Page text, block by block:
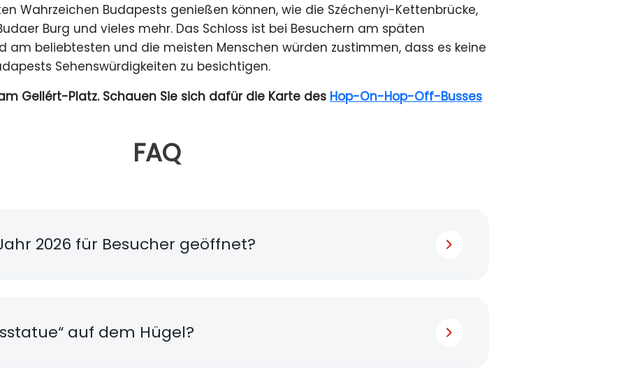
Wahrzeichen Budapests genießen können, wie die Széchenyi-Kettenbrücke,
Burg und vieles mehr. Das Schloss ist bei Besuchern am späten
beliebtesten und die meisten Menschen würden zustimmen, dass es keine
Sehenswürdigkeiten zu besichtigen.
Gellért-Platz. Schauen Sie sich dafür die Karte des Hop-On-Hop-Off-Busses
FAQ
2026 für Besucher geöffnet?
auf dem Hügel?